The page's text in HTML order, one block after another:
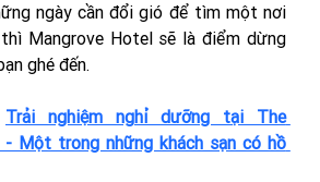
ngày cần đổi gió để tìm một nơi
Mangrove Hotel sẽ là điểm dừng
ghé đến.
Trải nghiệm nghỉ dưỡng tại The
- Một trong những khách sạn có hồ